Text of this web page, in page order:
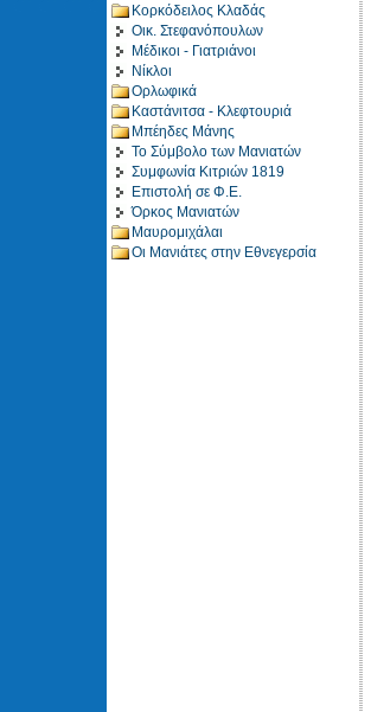
Κορκόδειλος Κλαδάς
Οικ. Στεφανόπουλων
Μέδικοι - Γιατριάνοι
Νίκλοι
Ορλωφικά
Καστάνιτσα - Κλεφτουριά
Μπέηδες Μάνης
Το Σύμβολο των Μανιατών
Συμφωνία Κιτριών 1819
Επιστολή σε Φ.Ε.
Όρκος Μανιατών
Μαυρομιχάλαι
Οι Μανιάτες στην Εθνεγερσία